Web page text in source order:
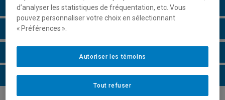
Description du cours
Horaire - Été 2026
Horaire - Automne 2026
Horaire - Hiver 2027
d’analyser les statistiques de fréquentation, etc. Vous
pouvez personnaliser votre choix en sélectionnant
« Préférences ».
Tout refuser
Autoriser les témoins